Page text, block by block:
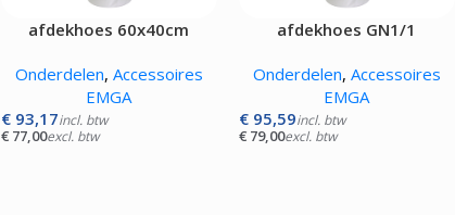
afdekhoes 60x40cm
Onderdelen, Accessoires
EMGA
€93,17incl. btw
€77,00excl. btw
afdekhoes GN1/1
Onderdelen, Accessoires
EMGA
€95,59incl. btw
€79,00excl. btw